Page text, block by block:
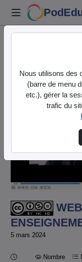
WEBINAIRE 6
5 mars 2024
Durée : Nombre
Nous utilisons des
(barre de menu
etc.), gérer la
trafic du